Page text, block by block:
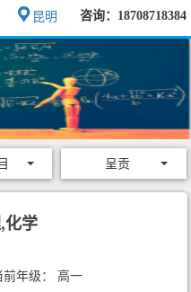
咨询：18708718384
昆明
呈贡
化学
前年级： 高一